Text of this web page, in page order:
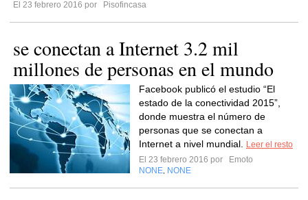
El 23 febrero 2016 por
Pisofincasa
se conectan a Internet 3.2 mil
millones de personas en el mundo
Facebook publicó el estudio “El
estado de la conectividad 2015”,
donde muestra el número de
personas que se conectan a
Internet a nivel mundial.
Leer el resto
El 23 febrero 2016 por
Emoto
NONE NONE